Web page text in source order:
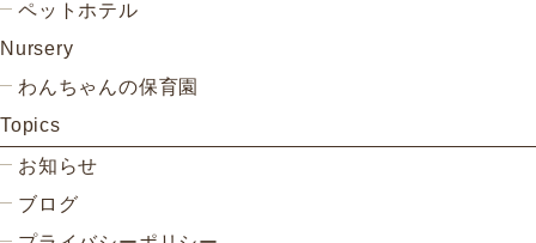
ペットホテル
Nursery
わんちゃんの保育園
Topics
お知らせ
ブログ